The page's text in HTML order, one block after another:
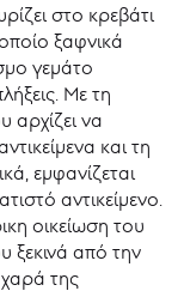
στο κρεβάτι
ξαφνικά
γεμάτο
Με τη
αρχίζει να
και τη
εμφανίζεται
αντικείμενο.
οικείωση του
ξεκινά από την
της